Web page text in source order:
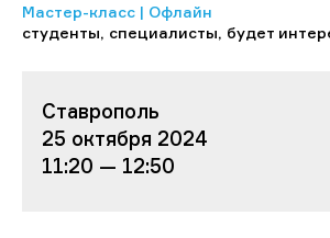
Мастер-класс | Офлайн
студенты, специалисты, будет
Ставрополь
25 октября 2024
11:20 — 12:50